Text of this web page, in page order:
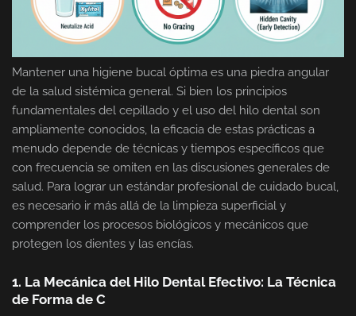
Mantener una higiene bucal óptima es una piedra angular
de la salud sistémica general. Si bien los principios
fundamentales del cepillado y el uso del hilo dental son
ampliamente conocidos, la eficacia de estas prácticas a
menudo depende de técnicas y tiempos específicos que
con frecuencia se omiten en las discusiones generales de
salud. Para lograr un estándar profesional de cuidado bucal,
es necesario ir más allá de la limpieza superficial y
comprender los procesos biológicos y mecánicos que
protegen los dientes y las encías.
1. La Mecánica del Hilo Dental Efectivo: La Técnica
de Forma de C